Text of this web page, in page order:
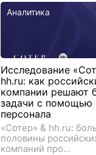
Аналитика
Исследование
hh.ru: как
компании решают
задачи с помощью
персонала
«Сотер» & hh.ru:
половины
компаний про...